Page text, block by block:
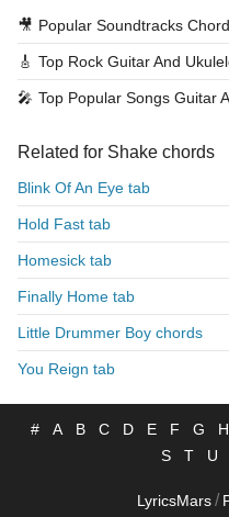
🎥 Popular Soundtracks
🎸 Top Rock Guitar And
🎤 Top Popular Songs Guitar
Related for Shake chords
Blink Of An Eye tab
Hold Fast tab
Homesick tab
Finally Home tab
Little Drummer Boy chords
You Reign tab
# A B C D E F G H
S
T U
LyricsMars /